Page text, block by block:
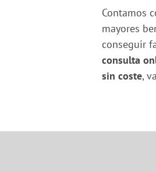
Contamos
mayores
conseguir
consulta
sin coste,